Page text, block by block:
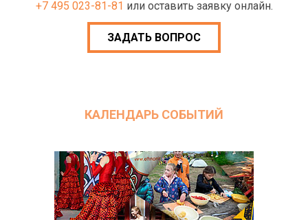
+7 495 023-81-81 или оставить заявку онлайн.
ЗАДАТЬ ВОПРОС
КАЛЕНДАРЬ СОБЫТИЙ